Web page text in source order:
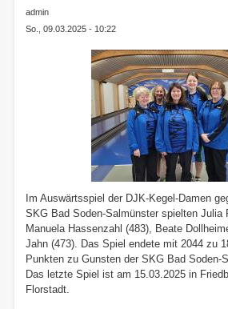
admin
So., 09.03.2025 - 10:22
Im Auswärtsspiel der DJK-Kegel-Damen
SKG Bad Soden-Salmünster spielten Julia
Manuela Hassenzahl (483), Beate
Jahn (473). Das Spiel endete mit 2044 zu
Punkten zu Gunsten der SKG Bad Soden-
Das letzte Spiel ist am 15.03.2025 in
Florstadt.